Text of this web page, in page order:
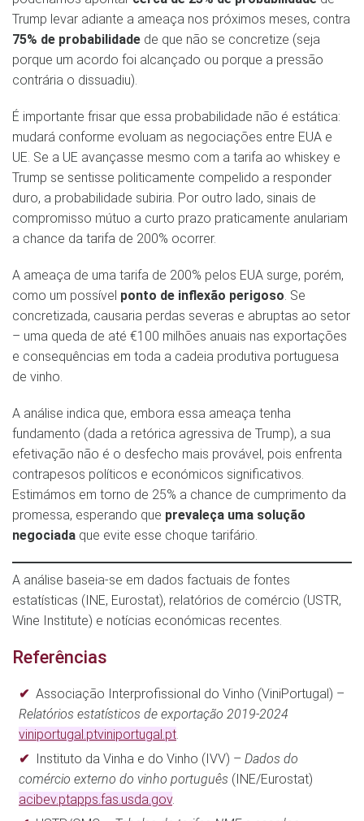
Trump levar adiante a ameaça nos próximos meses, contra
75% de probabilidade de que não se concretize (seja
porque um acordo foi alcançado ou porque a pressão
contrária o dissuadiu).
É importante frisar que essa probabilidade não é estática:
mudará conforme evoluam as negociações entre EUA e
UE. Se a UE avançasse mesmo com a tarifa ao whiskey e
Trump se sentisse politicamente compelido a responder
duro, a probabilidade subiria. Por outro lado, sinais de
compromisso mútuo a curto prazo praticamente anulariam
a chance da tarifa de 200% ocorrer.
A ameaça de uma tarifa de 200% pelos EUA surge, porém,
como um possível ponto de inflexão perigoso. Se
concretizada, causaria perdas severas e abruptas ao setor
– uma queda de até €100 milhões anuais nas exportações
e consequências em toda a cadeia produtiva portuguesa
de vinho.
A análise indica que, embora essa ameaça tenha
fundamento (dada a retórica agressiva de Trump), a sua
efetivação não é o desfecho mais provável, pois enfrenta
contrapesos políticos e económicos significativos.
Estimámos em torno de 25% a chance de cumprimento da
promessa, esperando que prevaleça uma solução
negociada que evite esse choque tarifário.
A análise baseia-se em dados factuais de fontes
estatísticas (INE, Eurostat), relatórios de comércio (USTR,
Wine Institute) e notícias económicas recentes.
Referências
Associação Interprofissional do Vinho (ViniPortugal) –
Relatórios estatísticos de exportação 2019-2024
viniportugal.ptviniportugal.pt.
Instituto da Vinha e do Vinho (IVV) – Dados do
comércio externo do vinho português (INE/Eurostat)​
acibev.ptapps.fas.usda.gov.